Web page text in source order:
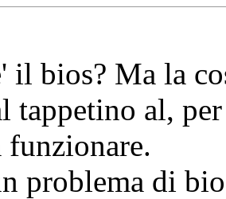
il bios? Ma la
tappetino al,
funzionare.
problema di